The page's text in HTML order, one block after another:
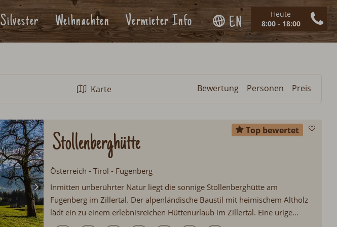
Heute
8:00 - 18:00
Silvester Weihnachten Vermieter Info EN
Karte Bewertung Personen Preis
Stollenberghütte
Top bewertet
Österreich - Tirol - Fügenberg
Inmitten unberührter Natur liegt die sonnige Stollenberghütte am
Fügenberg im Zillertal. Der alpenländische Baustil mit heimischem Altholz
lädt ein zu einem erlebnisreichen Hüttenurlaub im Zillertal. Eine urige